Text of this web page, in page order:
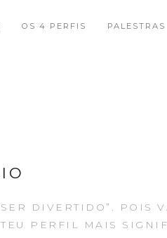
OS 4 PERFIS PALESTRAS
DIVERTIDO”. POIS
PERFIL MAIS